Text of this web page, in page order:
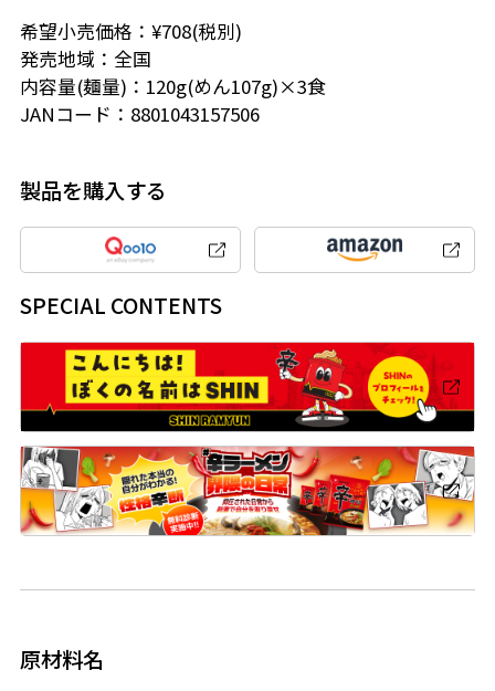
希望小売価格：¥708(税別)
発売地域：全国
内容量(麺量)：120g(めん107g)×3食
JANコード：8801043157506
製品を購入する
SPECIAL CONTENTS
原材料名